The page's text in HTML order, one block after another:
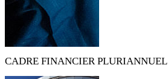
CADRE FINANCIER PLURIANNUEL